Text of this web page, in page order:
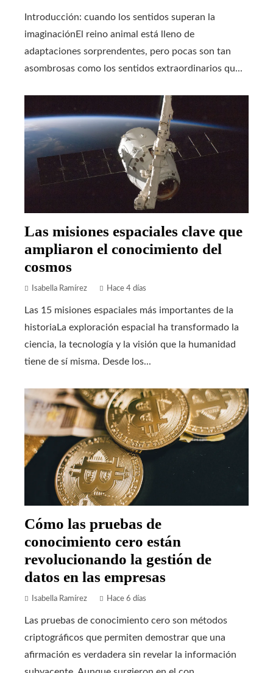
Introducción: cuando los sentidos superan la
imaginaciónEl reino animal está lleno de
adaptaciones sorprendentes, pero pocas son tan
asombrosas como los sentidos extraordinarios qu...
Las misiones espaciales clave que
ampliaron el conocimiento del
cosmos
Isabella Ramírez Hace 4 días
Las 15 misiones espaciales más importantes de la
historiaLa exploración espacial ha transformado la
ciencia, la tecnología y la visión que la humanidad
tiene de sí misma. Desde los...
Cómo las pruebas de
conocimiento cero están
revolucionando la gestión de
datos en las empresas
Isabella Ramírez Hace 6 días
Las pruebas de conocimiento cero son métodos
criptográficos que permiten demostrar que una
afirmación es verdadera sin revelar la información